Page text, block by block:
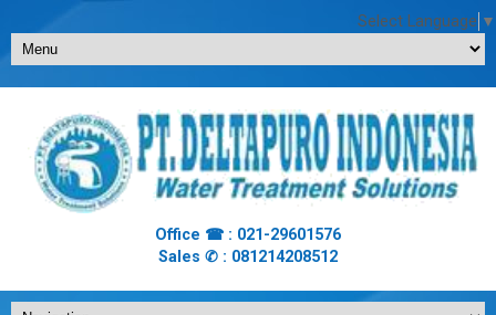
Select Language ▼
Office ☎ : 021-29601576
Sales ✆ : 081214208512